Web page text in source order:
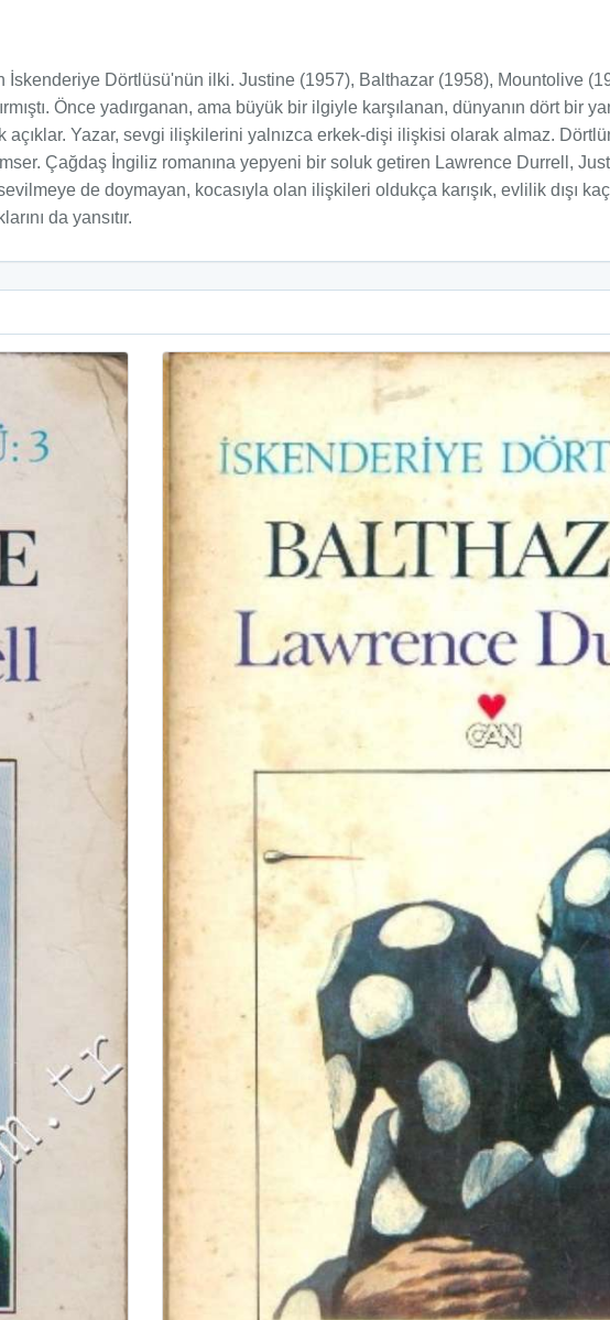
Dörtlüsü'nün ilki. Justine (1957), Balthazar (1958), Mountolive
Önce yadırganan, ama büyük bir ilgiyle karşılanan, dünyanın dört bir
Yazar, sevgi ilişkilerini yalnızca erkek-dişi ilişkisi olarak almaz.
Çağdaş İngiliz romanına yepyeni bir soluk getiren Lawrence Durrell,
de doymayan, kocasıyla olan ilişkileri oldukça karışık, evlilik dışı
da yansıtır.